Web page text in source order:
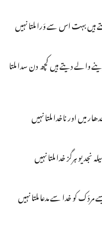
ہیں بہت اس سے وَرا ملتا نہیں
والے دیتے ہیں کچھ دن سدا ملتا
میں اور ناخدا ملتا نہیں
ہرگز خدا ملتا نہیں
کو خدا سے مدعا ملتا نہیں